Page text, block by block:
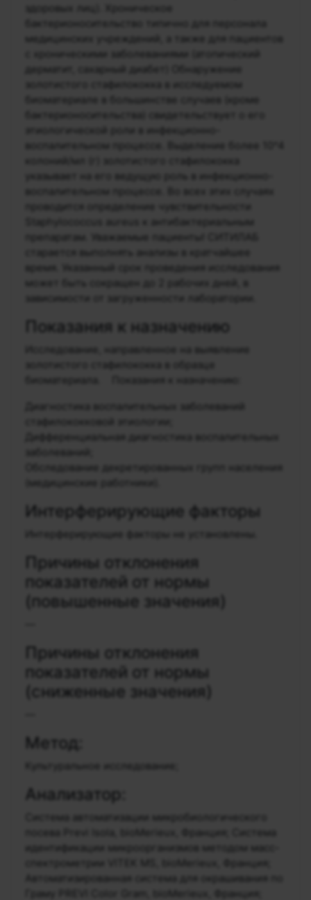
бактерионосительство типично для персонала
медицинских учреждений, а также для пациентов
с хроническими заболеваниями (атопический
дерматит, сахарный диабет) Обнаружение
биоматериале в большинстве случаев (кроме
бактерионосительства) свидетельствует о его
указывает на его ведущую роль в инфекционно-
Staphylococcus aureus к антибактериальным
препаратам. Уважаемые пациенты! СИТИЛАБ
старается выполнять анализы в кратчайшее
время. Указанный срок проведения исследования
может быть сокращен до 2 рабочих дней, в
зависимости от загруженности лаборатории.
Показания к назначению
Исследование, направленное на выявление
биоматериала. Показания к назначению:
Диагностика воспалительных заболеваний
заболеваний;
Обследование декретированных групп населения
(медицинские работники).
Интерферирующие факторы
Интерферирующие факторы не установлены.
Причины отклонения
показателей от нормы
(повышенные значения)
Причины отклонения
показателей от нормы
(сниженные значения)
Метод:
Культуральное исследование;
Анализатор:
Система автоматизации микробиологического
посева Previ Isola, bioMerieux, Франция; Система
идентификации микроорганизмов методом масс-
спектрометрии VITEK MS, bioMerieux, Франция;
Автоматизированная система для окрашивания по
Граму PREVI Color Gram, bioMerieux, Франция;